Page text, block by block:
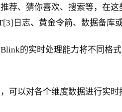
荐、猜你喜欢、搜索等，在
日志、黄金令箭、数据备库
的实时处理能力将不同
可以对各个维度数据进行实